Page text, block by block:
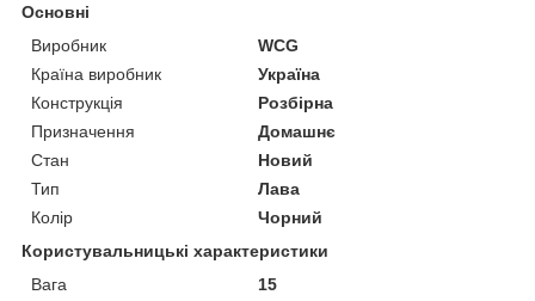
Основні
Виробник
WCG
Країна виробник
Україна
Конструкція
Розбірна
Призначення
Домашнє
Стан
Новий
Тип
Лава
Колір
Чорний
Користувальницькі характеристики
Вага
15